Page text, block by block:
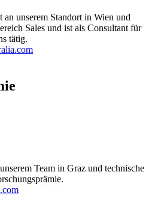
unserem Standort in Wien und
Sales und ist als Consultant für
tätig.
Team in Graz und technische